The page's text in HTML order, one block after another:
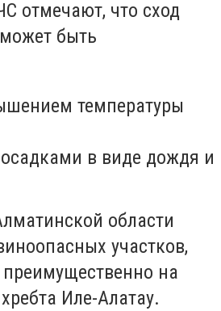
отмечают, что сход
быть
температуры
в виде дождя и
области
участков,
на
Иле-Алатау.